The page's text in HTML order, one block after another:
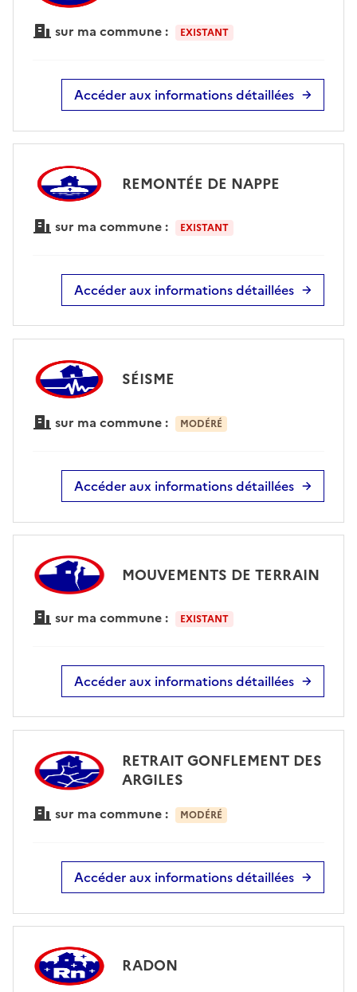
sur ma commune : EXISTANT
Accéder aux informations détaillées
REMONTÉE DE NAPPE
sur ma commune : EXISTANT
Accéder aux informations détaillées
SÉISME
sur ma commune : MODÉRÉ
Accéder aux informations détaillées
MOUVEMENTS DE TERRAIN
sur ma commune : EXISTANT
Accéder aux informations détaillées
RETRAIT GONFLEMENT DES
ARGILES
sur ma commune : MODÉRÉ
Accéder aux informations détaillées
RADON